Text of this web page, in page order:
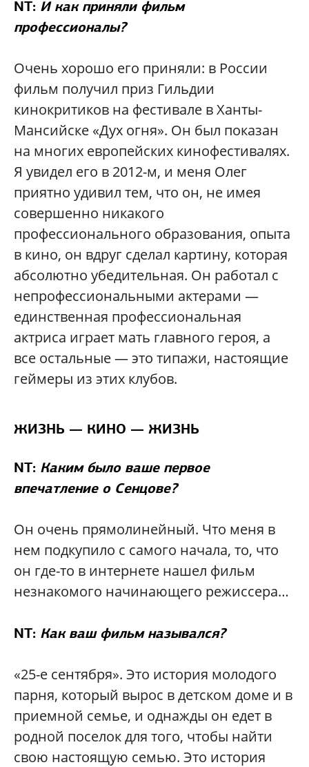
NT: И как приняли фильм
профессионалы?
Очень хорошо его приняли: в России
фильм получил приз Гильдии
кинокритиков на фестивале в Ханты-
Мансийске «Дух огня». Он был показан
на многих европейских кинофестивалях.
Я увидел его в 2012-м, и меня Олег
приятно удивил тем, что он, не имея
совершенно никакого
профессионального образования, опыта
в кино, он вдруг сделал картину, которая
абсолютно убедительная. Он работал с
непрофессиональными актерами —
единственная профессиональная
актриса играет мать главного героя, а
все остальные — это типажи, настоящие
геймеры из этих клубов.
ЖИЗНЬ — КИНО — ЖИЗНЬ
NT: Каким было ваше первое
впечатление о Сенцове?
Он очень прямолинейный. Что меня в
нем подкупило с самого начала, то, что
он где-то в интернете нашел фильм
незнакомого начинающего режиссера…
NT: Как ваш фильм назывался?
«25-е сентября». Это история молодого
парня, который вырос в детском доме и в
приемной семье, и однажды он едет в
родной поселок для того, чтобы найти
свою настоящую семью. Это история